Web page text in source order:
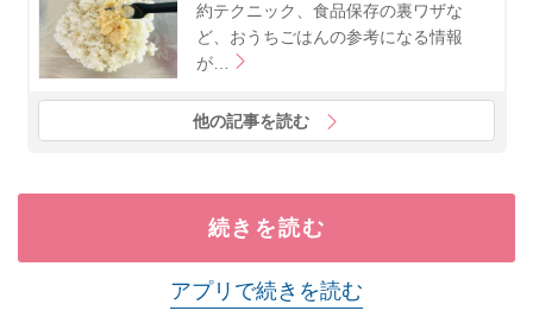
約テクニック、食品保存の裏ワザな
ど、おうちごはんの参考になる情報
が…
他の記事を読む
続きを読む
アプリで続きを読む